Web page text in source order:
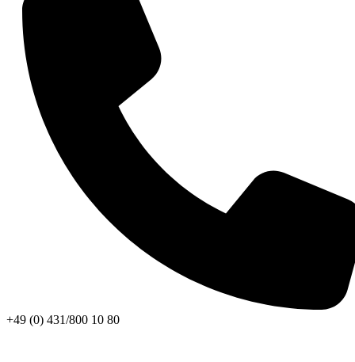
+49 (0) 431/800 10 80